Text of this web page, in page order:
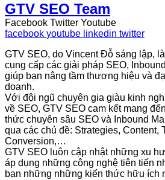
GTV SEO Team
Facebook Twitter Youtube
facebook youtube linkedin twitter
GTV SEO, do Vincent Đỗ sáng lập,
cung cấp các giải pháp SEO,
giúp bạn nâng tầm thương hiệu và
doanh.
Với đội ngũ chuyên gia giàu kinh
về SEO, GTV SEO cam kết mang
thức chuyên sâu SEO và Inbound
qua các chủ đề: Strategies, Content,
Conversion,…
GTV SEO luôn cập nhật những xu
áp dụng những công nghệ tiên tiến
bạn những những kiến thức hữu ích